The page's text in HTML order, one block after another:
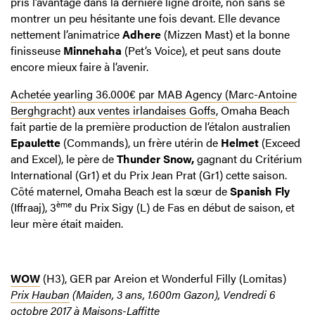
montrer un peu hésitante une fois devant. Elle devance
nettement l’animatriceAdhere (Mizzen Mast) et la bonne
finisseuse Minnehaha (Pet’s Voice), et peut sans doute
encore mieux faire à l’avenir.
Achetée yearling 36.000€ par MAB Agency (Marc-Antoine
Berghgracht) aux ventes irlandaises Goffs, Omaha Beach
fait partie de la première production de l’étalon australien
Epaulette (Commands), un frère utérin de Helmet (Exceed
and Excel), le père deThunder Snow,gagnant du Critérium
International (Gr1) et du Prix Jean Prat (Gr1) cette saison.
Côté maternel, Omaha Beach est la sœur deSpanish Fly
(Iffraaj), 3ème du Prix Sigy (L) de Fas en début de saison, et
leur mère était maiden.
WOW (H3), GER par Areion et Wonderful Filly (Lomitas)
Prix Hauban (Maiden, 3 ans, 1.600m Gazon), Vendredi 6
octobre 2017 à Maisons-Laffitte